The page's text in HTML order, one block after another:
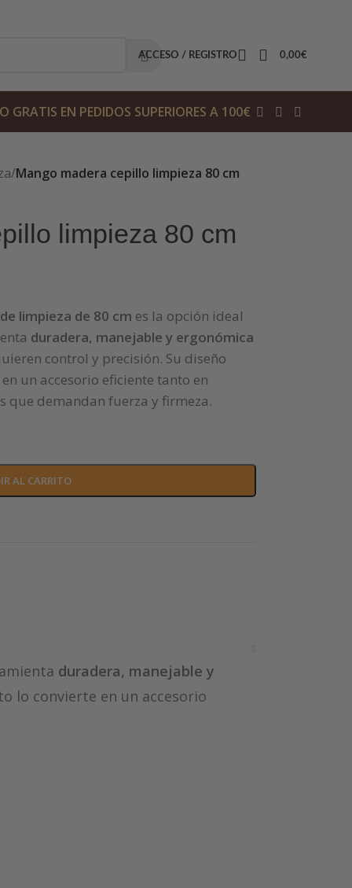
ACCESO / REGISTRO 0,00€
GRATIS EN PEDIDOS SUPERIORES A 100€
/Mango madera cepillo limpieza 80 cm
limpieza 80 cm
limpieza de 80 cm es la opción ideal
duradera, manejable y ergonómica
control y precisión. Su diseño
un accesorio eficiente tanto en
que demandan fuerza y firmeza.
AL CARRITO
duradera, manejable y
lo convierte en un accesorio